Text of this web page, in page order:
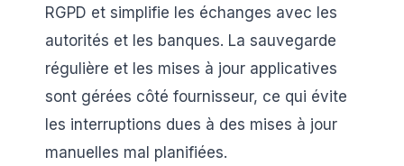
RGPD et simplifie les échanges avec les
autorités et les banques. La sauvegarde
régulière et les mises à jour applicatives
sont gérées côté fournisseur, ce qui évite
les interruptions dues à des mises à jour
manuelles mal planifiées.